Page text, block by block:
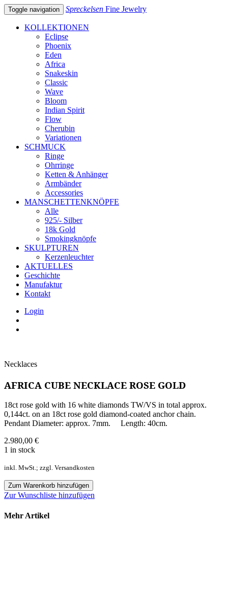
Toggle navigation Spreckelsen Fine Jewelry
KOLLEKTIONEN
Eclipse
Phoenix
Eden
Africa
Snakeskin
Classic
Wave
Bloom
Indian Spirit
Flow
Cherubin
Variationen
SCHMUCK
Ringe
Ohrringe
Ketten & Anhänger
Armbänder
Accessories
MANSCHETTENKNÖPFE
Alle
925/- Silber
18k Gold
Smokingknöpfe
SKULPTUREN
Kerzenleuchter
AKTUELLES
Geschichte
Manufaktur
Kontakt
Login
Necklaces
AFRICA CUBE NECKLACE ROSE GOLD
18ct rose gold with 16 white diamonds TW/VS in total approx.
0,144ct. on an 18ct rose gold diamond-coated anchor chain.
Pendant Diameter: approx. 7mm. Length: 40cm.
2.980,00 €
1 in stock
inkl. MwSt.; zzgl. Versandkosten
Zum Warenkorb hinzufügen
Zur Wunschliste hinzufügen
Mehr Artikel